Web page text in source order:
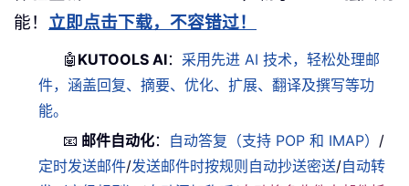
能！ 立即点击下载，不容错过！
🤖 KUTOOLS AI： 采用先进 AI 技术，轻松处理邮
件，涵盖回复、摘要、优化、扩展、翻译及撰写等功
能。
📧 邮件自动化： 自动答复（支持 POP 和 IMAP） /
定时发送邮件/发送邮件时按规则自动抄送密送/自动转